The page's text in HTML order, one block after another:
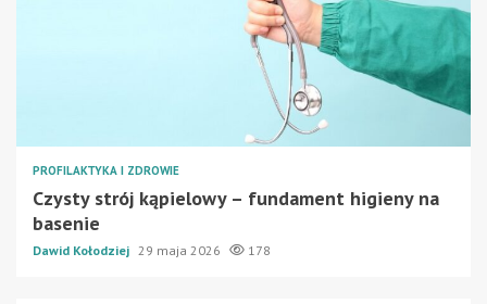
PROFILAKTYKA I ZDROWIE
Czysty strój kąpielowy – fundament higieny na
basenie
Dawid Kołodziej 29 maja 2026 178